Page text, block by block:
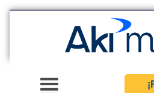
Etiqueta: